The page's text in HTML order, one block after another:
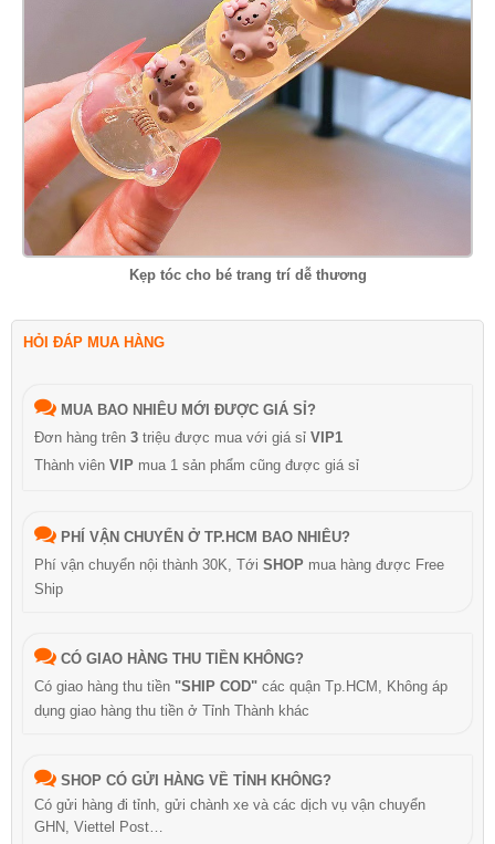
Kẹp tóc cho bé trang trí dễ thương
HỎI ĐÁP MUA HÀNG
MUA BAO NHIÊU MỚI ĐƯỢC GIÁ SỈ?
Đơn hàng trên 3 triệu được mua với giá sỉ VIP1
Thành viên VIP mua 1 sản phẩm cũng được giá sỉ
PHÍ VẬN CHUYỂN Ở TP.HCM BAO NHIÊU?
Phí vận chuyển nội thành 30K, Tới SHOP mua hàng được Free
Ship
CÓ GIAO HÀNG THU TIỀN KHÔNG?
Có giao hàng thu tiền "SHIP COD" các quận Tp.HCM, Không áp
dụng giao hàng thu tiền ở Tỉnh Thành khác
SHOP CÓ GỬI HÀNG VỀ TỈNH KHÔNG?
Có gửi hàng đi tỉnh, gửi chành xe và các dịch vụ vận chuyển
GHN, Viettel Post…